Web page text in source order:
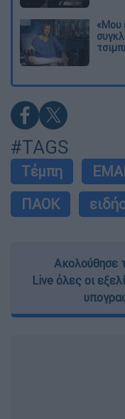
«Μου
#TAGS
Τέμπη
ΠΑΟΚ
Ακολούθησε
Live όλες οι